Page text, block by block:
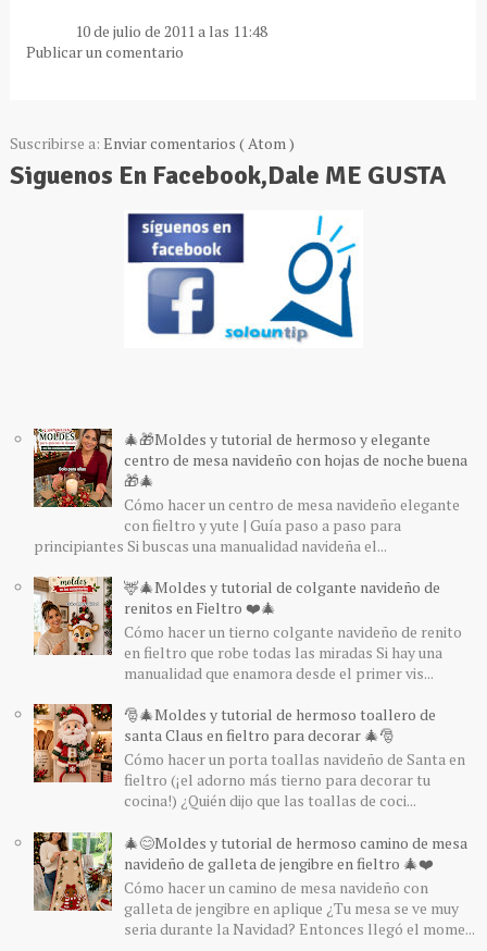
10 de julio de 2011 a las 11:48
Publicar un comentario
Suscribirse a: Enviar comentarios ( Atom )
Siguenos En Facebook,Dale ME GUSTA
🎄🎁Moldes y tutorial de hermoso y elegante
centro de mesa navideño con hojas de noche buena
🎁🎄
Cómo hacer un centro de mesa navideño elegante
con fieltro y yute | Guía paso a paso para
principiantes Si buscas una manualidad navideña el...
🦌🎄Moldes y tutorial de colgante navideño de
renitos en Fieltro ❤️🎄
Cómo hacer un tierno colgante navideño de renito
en fieltro que robe todas las miradas Si hay una
manualidad que enamora desde el primer vis...
🎅🎄Moldes y tutorial de hermoso toallero de
santa Claus en fieltro para decorar 🎄🎅
Cómo hacer un porta toallas navideño de Santa en
fieltro (¡el adorno más tierno para decorar tu
cocina!) ¿Quién dijo que las toallas de coci...
🎄😊Moldes y tutorial de hermoso camino de mesa
navideño de galleta de jengibre en fieltro 🎄❤️
Cómo hacer un camino de mesa navideño con
galleta de jengibre en aplique ¿Tu mesa se ve muy
seria durante la Navidad? Entonces llegó el mome...